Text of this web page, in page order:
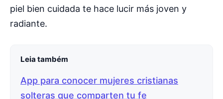
piel bien cuidada te hace lucir más joven y
radiante.
Leia também
App para conocer mujeres cristianas
solteras que comparten tu fe